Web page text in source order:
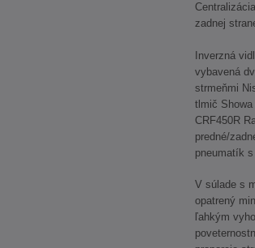
zadnej
Inverzná
vybavená
strmeňmi
tlmič Showa
CRF450R
predné/
pneumatík s
V súlade s
opatrený
ľahkým